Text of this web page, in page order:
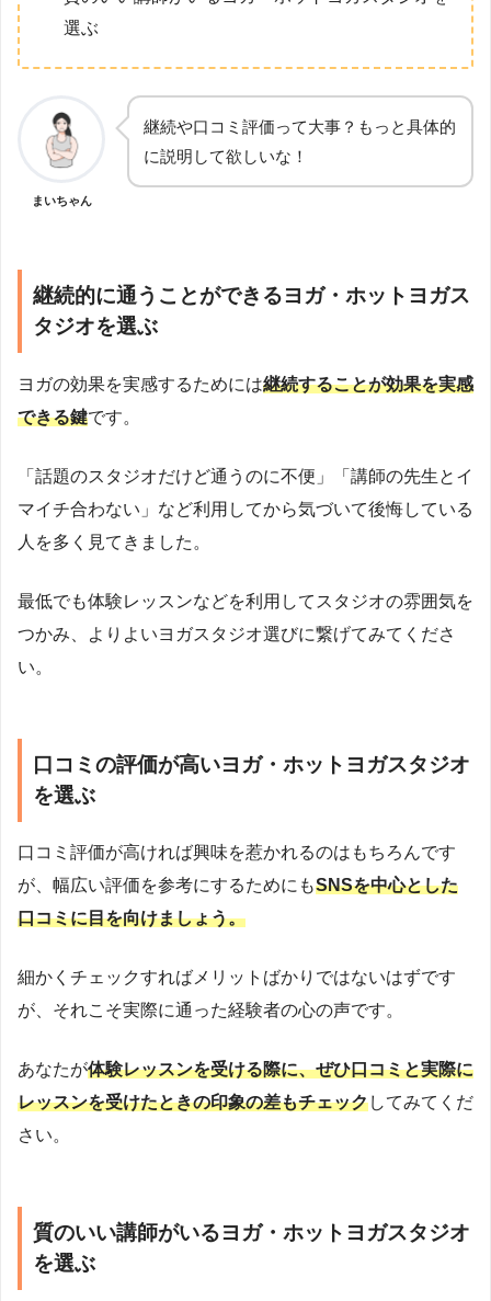
選ぶ
まいちゃん
継続や口コミ評価って大事？もっと具体的
に説明して欲しいな！
継続的に通うことができるヨガ・ホットヨガス
タジオを選ぶ
ヨガの効果を実感するためには継続することが効果を実感
できる鍵です。
「話題のスタジオだけど通うのに不便」「講師の先生とイ
マイチ合わない」など利用してから気づいて後悔している
人を多く見てきました。
最低でも体験レッスンなどを利用してスタジオの雰囲気を
つかみ、よりよいヨガスタジオ選びに繋げてみてくださ
い。
口コミの評価が高いヨガ・ホットヨガスタジオ
を選ぶ
口コミ評価が高ければ興味を惹かれるのはもちろんです
が、幅広い評価を参考にするためにもSNSを中心とした
口コミに目を向けましょう。
細かくチェックすればメリットばかりではないはずです
が、それこそ実際に通った経験者の心の声です。
あなたが体験レッスンを受ける際に、ぜひ口コミと実際に
レッスンを受けたときの印象の差もチェックしてみてくだ
さい。
質のいい講師がいるヨガ・ホットヨガスタジオ
を選ぶ